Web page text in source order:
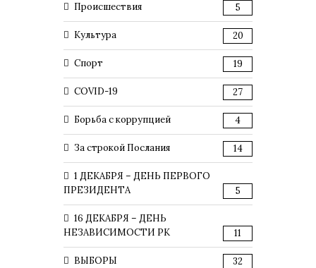
Происшествия 5
Культура 20
Спорт 19
COVID-19 27
Борьба с коррупцией 4
За строкой Послания 14
1 ДЕКАБРЯ – ДЕНЬ ПЕРВОГО
ПРЕЗИДЕНТА
5
16 ДЕКАБРЯ – ДЕНЬ
НЕЗАВИСИМОСТИ РК
11
ВЫБОРЫ 32